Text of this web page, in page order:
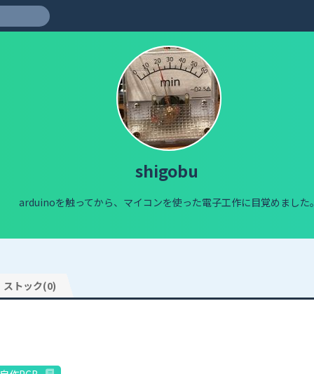
shigobu
arduinoを触ってから、マイコンを使った電子工作に目覚めました。
ストック(0)